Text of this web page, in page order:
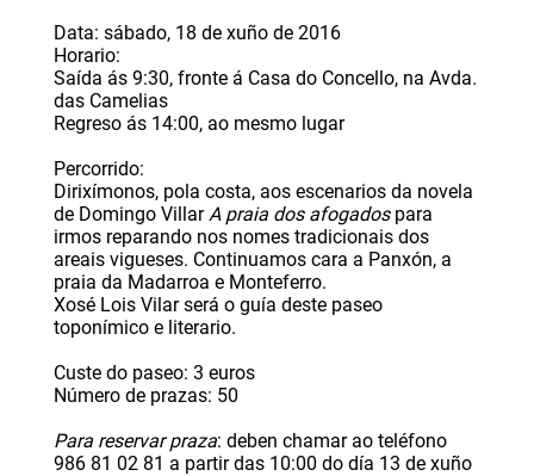
Data: sábado, 18 de xuño de 2016
Horario:
Saída ás 9:30, fronte á Casa do Concello, na Avda.
das Camelias
Regreso ás 14:00, ao mesmo lugar
Percorrido:
Dirixímonos, pola costa, aos escenarios da novela
de Domingo VillarA praia dos afogadospara
irmos reparando nos nomes tradicionais dos
areais vigueses. Continuamos cara a Panxón, a
praia da Madarroa e Monteferro.
Xosé Lois Vilar será o guía deste paseo
toponímico e literario.
Custe do paseo: 3 euros
Número de prazas: 50
Para reservar praza: deben chamar ao teléfono
986 81 02 81 a partir das 10:00 do día 13 de xuño